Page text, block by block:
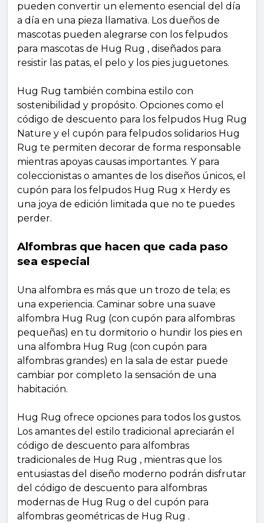
pueden convertir un elemento esencial del día
a día en una pieza llamativa. Los dueños de
mascotas pueden alegrarse con los felpudos
para mascotas de Hug Rug , diseñados para
resistir las patas, el pelo y los pies juguetones.
Hug Rug también combina estilo con
sostenibilidad y propósito. Opciones como el
código de descuento para los felpudos Hug Rug
Nature y el cupón para felpudos solidarios Hug
Rug te permiten decorar de forma responsable
mientras apoyas causas importantes. Y para
coleccionistas o amantes de los diseños únicos, el
cupón para los felpudos Hug Rug x Herdy es
una joya de edición limitada que no te puedes
perder.
Alfombras que hacen que cada paso
sea especial
Una alfombra es más que un trozo de tela; es
una experiencia. Caminar sobre una suave
alfombra Hug Rug (con cupón para alfombras
pequeñas) en tu dormitorio o hundir los pies en
una alfombra Hug Rug (con cupón para
alfombras grandes) en la sala de estar puede
cambiar por completo la sensación de una
habitación.
Hug Rug ofrece opciones para todos los gustos.
Los amantes del estilo tradicional apreciarán el
código de descuento para alfombras
tradicionales de Hug Rug , mientras que los
entusiastas del diseño moderno podrán disfrutar
del código de descuento para alfombras
modernas de Hug Rug o del cupón para
alfombras geométricas de Hug Rug .